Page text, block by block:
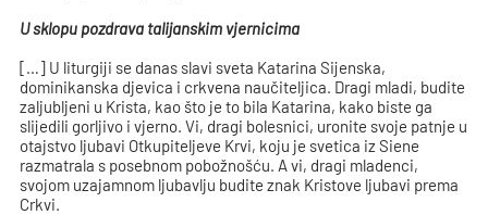
U sklopu pozdrava talijanskim vjernicima
[…] U liturgiji se danas slavi sveta Katarina Sijenska,
dominikanska djevica i crkvena naučiteljica. Dragi mladi, budite
zaljubljeni u Krista, kao što je to bila Katarina, kako biste ga
slijedili gorljivo i vjerno. Vi, dragi bolesnici, uronite svoje patnje u
otajstvo ljubavi Otkupiteljeve Krvi, koju je svetica iz Siene
razmatrala s posebnom pobožnošću. A vi, dragi mladenci,
svojom uzajamnom ljubavlju budite znak Kristove ljubavi prema
Crkvi.